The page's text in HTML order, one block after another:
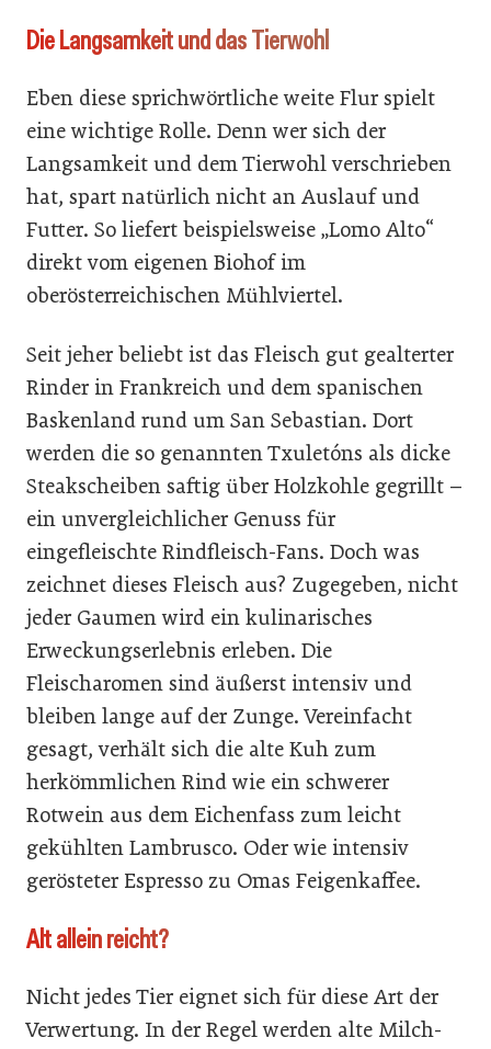
Die Langsamkeit und das Tierwohl
Eben diese sprichwörtliche weite Flur spielt
eine wichtige Rolle. Denn wer sich der
Langsamkeit und dem Tierwohl verschrieben
hat, spart natürlich nicht an Auslauf und
Futter. So liefert beispielsweise „Lomo Alto“
direkt vom eigenen Biohof im
oberösterreichischen Mühlviertel.
Seit jeher beliebt ist das Fleisch gut gealterter
Rinder in Frankreich und dem spanischen
Baskenland rund um San Sebastian. Dort
werden die so genannten Txuletóns als dicke
Steakscheiben saftig über Holzkohle gegrillt –
ein unvergleichlicher Genuss für
eingefleischte Rindfleisch-Fans. Doch was
zeichnet dieses Fleisch aus? Zugegeben, nicht
jeder Gaumen wird ein kulinarisches
Erweckungserlebnis erleben. Die
Fleischaromen sind äußerst intensiv und
bleiben lange auf der Zunge. Vereinfacht
gesagt, verhält sich die alte Kuh zum
herkömmlichen Rind wie ein schwerer
Rotwein aus dem Eichenfass zum leicht
gekühlten Lambrusco. Oder wie intensiv
gerösteter Espresso zu Omas Feigenkaffee.
Alt allein reicht?
Nicht jedes Tier eignet sich für diese Art der
Verwertung. In der Regel werden alte Milch-